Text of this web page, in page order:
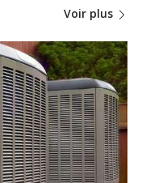
Voir plus